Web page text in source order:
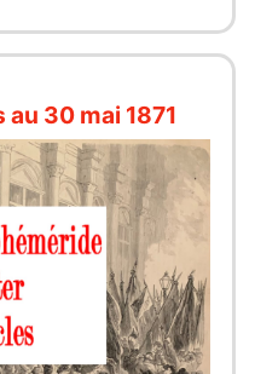
au 30 mai 1871